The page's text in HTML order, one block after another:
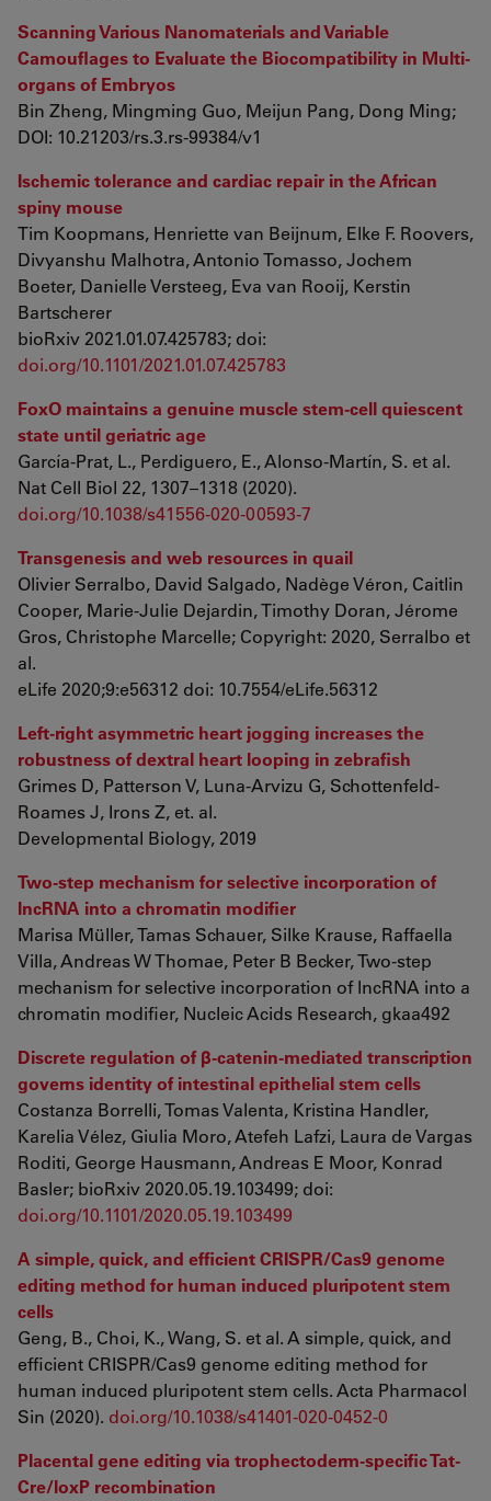
Scanning Various Nanomaterials and Variable
Camouflages to Evaluate the Biocompatibility in Multi-
organs of Embryos
Bin Zheng, Mingming Guo, Meijun Pang, Dong Ming;
DOI: 10.21203/rs.3.rs-99384/v1
Ischemic tolerance and cardiac repair in the African
spiny mouse
Tim Koopmans, Henriette van Beijnum, Elke F. Roovers,
Divyanshu Malhotra, Antonio Tomasso, Jochem
Boeter, Danielle Versteeg, Eva van Rooij, Kerstin
Bartscherer
bioRxiv 2021.01.07.425783; doi:
doi.org/10.1101/2021.01.07.425783
FoxO maintains a genuine muscle stem-cell quiescent
state until geriatric age
García-Prat, L., Perdiguero, E., Alonso-Martín, S. et al.
Nat Cell Biol 22, 1307–1318 (2020).
doi.org/10.1038/s41556-020-00593-7
Transgenesis and web resources in quail
Olivier Serralbo, David Salgado, Nadège Véron, Caitlin
Cooper, Marie-Julie Dejardin, Timothy Doran, Jérome
Gros, Christophe Marcelle; Copyright: 2020, Serralbo et
al.
eLife 2020;9:e56312 doi: 10.7554/eLife.56312
Left-right asymmetric heart jogging increases the
robustness of dextral heart looping in zebrafish
Grimes D, Patterson V, Luna-Arvizu G, Schottenfeld-
Roames J, Irons Z, et. al.
Developmental Biology, 2019
Two-step mechanism for selective incorporation of
lncRNA into a chromatin modifier
Marisa Müller, Tamas Schauer, Silke Krause, Raffaella
Villa, Andreas W Thomae, Peter B Becker, Two-step
mechanism for selective incorporation of lncRNA into a
chromatin modifier, Nucleic Acids Research, gkaa492
Discrete regulation of β-catenin-mediated transcription
governs identity of intestinal epithelial stem cells
Costanza Borrelli, Tomas Valenta, Kristina Handler,
Karelia Vélez, Giulia Moro, Atefeh Lafzi, Laura de Vargas
Roditi, George Hausmann, Andreas E Moor, Konrad
Basler; bioRxiv 2020.05.19.103499; doi:
doi.org/10.1101/2020.05.19.103499
A simple, quick, and efficient CRISPR/Cas9 genome
editing method for human induced pluripotent stem
cells
Geng, B., Choi, K., Wang, S. et al. A simple, quick, and
efficient CRISPR/Cas9 genome editing method for
human induced pluripotent stem cells. Acta Pharmacol
Sin (2020). doi.org/10.1038/s41401-020-0452-0
Placental gene editing via trophectoderm-specific Tat-
Cre/loxP recombination